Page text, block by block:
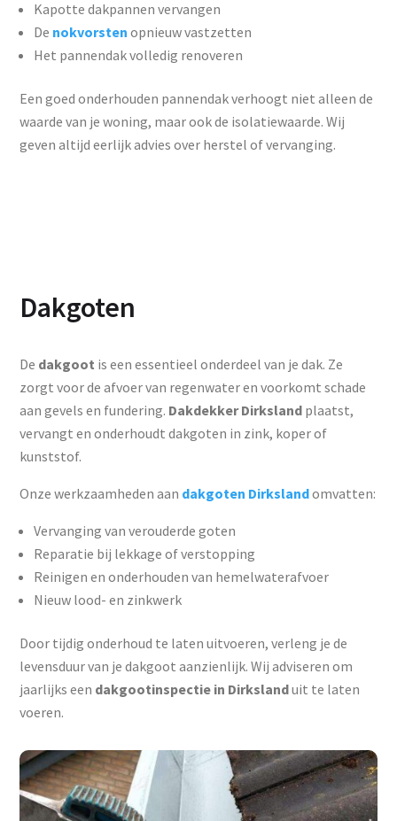
Kapotte dakpannen vervangen
De nokvorsten opnieuw vastzetten
Het pannendak volledig renoveren
Een goed onderhouden pannendak verhoogt niet alleen de
waarde van je woning, maar ook de isolatiewaarde. Wij
geven altijd eerlijk advies over herstel of vervanging.
Dakgoten
De dakgoot is een essentieel onderdeel van je dak. Ze
zorgt voor de afvoer van regenwater en voorkomt schade
aan gevels en fundering. Dakdekker Dirksland plaatst,
vervangt en onderhoudt dakgoten in zink, koper of
kunststof.
Onze werkzaamheden aan dakgoten Dirkslandomvatten:
Vervanging van verouderde goten
Reparatie bij lekkage of verstopping
Reinigen en onderhouden van hemelwaterafvoer
Nieuw lood- en zinkwerk
Door tijdig onderhoud te laten uitvoeren, verleng je de
levensduur van je dakgoot aanzienlijk. Wij adviseren om
jaarlijks een dakgootinspectie in Dirkslanduit te laten
voeren.